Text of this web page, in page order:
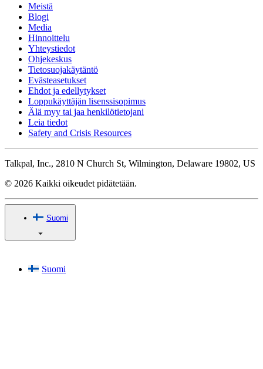
Meistä
Blogi
Media
Hinnoittelu
Yhteystiedot
Ohjekeskus
Tietosuojakäytäntö
Evästeasetukset
Ehdot ja edellytykset
Loppukäyttäjän lisenssisopimus
Älä myy tai jaa henkilötietojani
Leia tiedot
Safety and Crisis Resources
Talkpal, Inc., 2810 N Church St, Wilmington, Delaware 19802, US
© 2026 Kaikki oikeudet pidätetään.
Suomi
Suomi